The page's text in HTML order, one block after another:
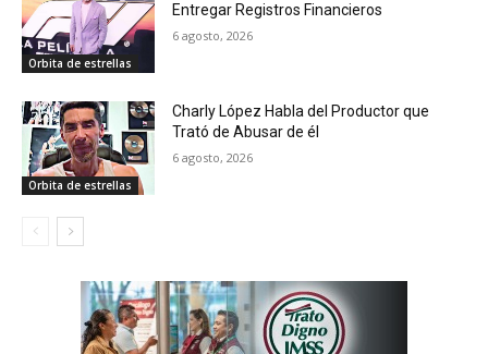
Orbita de estrellas
Entregar Registros Financieros
6 agosto, 2026
Orbita de estrellas
Charly López Habla del Productor que
Trató de Abusar de él
6 agosto, 2026